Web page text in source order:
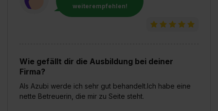
weiterempfehlen!
Wie gefällt dir die Ausbildung bei deiner
Firma?
Als Azubi werde ich sehr gut behandelt.Ich habe eine
nette Betreuerin, die mir zu Seite steht.